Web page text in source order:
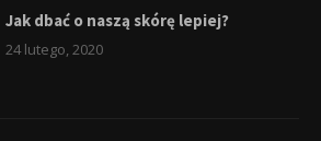
Jak dbać o naszą skórę lepiej?
24 lutego, 2020